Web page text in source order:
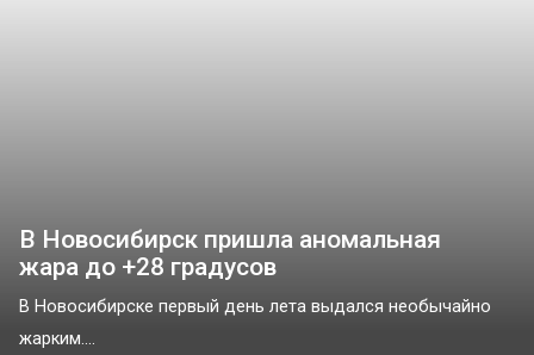
В Новосибирск пришла аномальная
жара до +28 градусов
В Новосибирске первый день лета выдался необычайно
жарким....